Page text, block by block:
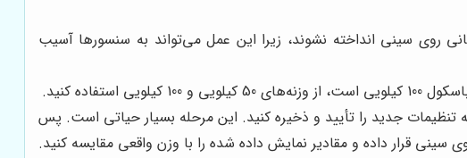
روی سینی انداخته نشوند، زیرا این عمل می‌تواند به سنسورها آسیب
کنید.
تنظیمات جدید را تأیید و ذخیره کنید. این مرحله بسیار حیاتی است. پس
سینی قرار داده و مقادیر نمایش داده شده را با وزن واقعی مقایسه کنید.